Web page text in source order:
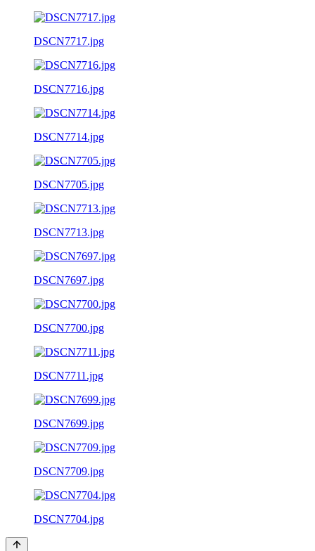
DSCN7717.jpg
DSCN7716.jpg
DSCN7714.jpg
DSCN7705.jpg
DSCN7713.jpg
DSCN7697.jpg
DSCN7700.jpg
DSCN7711.jpg
DSCN7699.jpg
DSCN7709.jpg
DSCN7704.jpg